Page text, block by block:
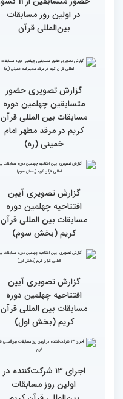
گزارش تصویری اولین روز
المللی قرآن کریم (بخش
دوم)
حضور متسابقین از 11 کشور
در اولین روز مسابقات
بین‌المللی قرآن
گزارش تصویری حضور
متسابقین چهلمین دوره
مسابقات بین المللی قرآن
کریم در مرقد مطهر امام
خمینی (ره)
گزارش تصویری آیین
افتتاحیه چهلمین دوره
مسابقات بین المللی قرآن
کریم (بخش سوم)